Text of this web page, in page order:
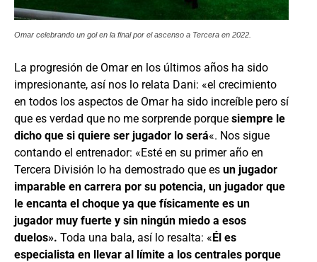
Omar celebrando un gol en la final por el ascenso a Tercera en 2022.
La progresión de Omar en los últimos años ha sido
impresionante, así nos lo relata Dani: «el crecimiento
en todos los aspectos de Omar ha sido increíble pero sí
que es verdad que no me sorprende porque siempre le
dicho que si quiere ser jugador lo será«. Nos sigue
contando el entrenador: «Esté en su primer año en
Tercera División lo ha demostrado que es un jugador
imparable en carrera por su potencia, un jugador que
le encanta el choque ya que físicamente es un
jugador muy fuerte y sin ningún miedo a esos
duelos». Toda una bala, así lo resalta: «Él es
especialista en llevar al límite a los centrales porque